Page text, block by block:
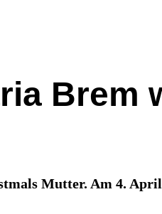
Brem
Mutter. Am 4.